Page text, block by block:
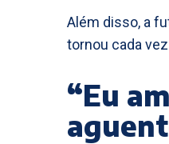
Além disso, a
tornou cada
“Eu